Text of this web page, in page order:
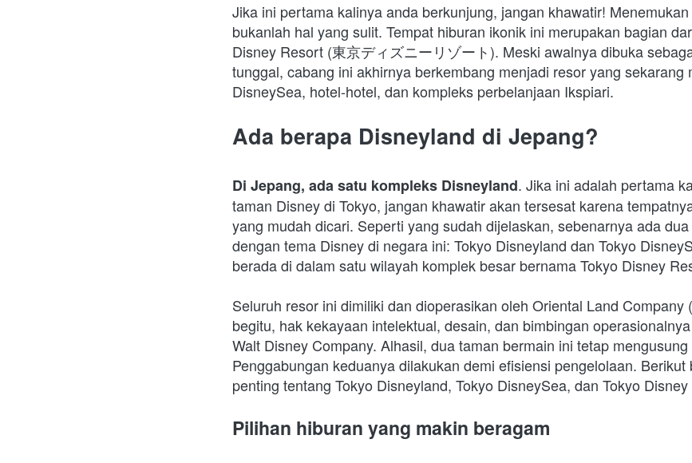
Jika ini pertama kalinya anda berkunjung, jangan khawatir!
bukanlah hal yang sulit. Tempat hiburan ikonik ini merupakan bagian
Disney Resort (東京ディズニーリゾート). Meski awalnya dibuka
tunggal, cabang ini akhirnya berkembang menjadi resor yang sekarang
DisneySea, hotel-hotel, dan kompleks perbelanjaan Ikspiari.
Ada berapa Disneyland di Jepang?
Di Jepang, ada satu kompleks Disneyland. Jika ini adalah pertama
taman Disney di Tokyo, jangan khawatir akan tersesat karena
yang mudah dicari. Seperti yang sudah dijelaskan, sebenarnya ada
dengan tema Disney di negara ini: Tokyo Disneyland dan Tokyo
berada di dalam satu wilayah komplek besar bernama Tokyo Disney
Seluruh resor ini dimiliki dan dioperasikan oleh Oriental Land Company
begitu, hak kekayaan intelektual, desain, dan bimbingan
Walt Disney Company. Alhasil, dua taman bermain ini tetap
Penggabungan keduanya dilakukan demi efisiensi pengelolaan. Berikut
penting tentang Tokyo Disneyland, Tokyo DisneySea, dan Tokyo
Pilihan hiburan yang makin beragam